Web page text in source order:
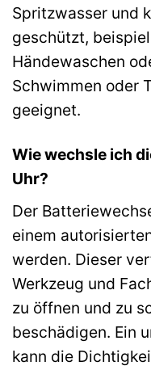
Spritzwasser und
geschützt,
Händewaschen
Schwimmen oder
geeignet.
Wie wechsle ich
Uhr?
Der
einem
werden. Dieser
Werkzeug und
zu öffnen und zu
beschädigen. Ein
kann die